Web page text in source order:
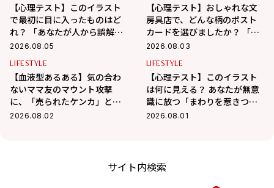
【心理テスト】このイラスト
で最初に目に入ったものはど
れ？ 「あなたが人から誤解さ
れやすいところ」がわかる！
2026.08.05
【心理テスト】おしゃれな文
房具店で、どんな柄のポスト
カードを選びましたか？ 「あ
なたが心の奥で大切にしてい
2026.08.03
LIFESTYLE
【血液型あるある】気の合わ
ないママ友のマウント攻撃
に、「売られたケンカ」とば
かりに自分の話で奪い返すの
2026.08.02
LIFESTYLE
【心理テスト】このイラスト
は何に見える？ あなたが無意
識に放つ「まわりを惹きつけ
る魅力」がわかる！
2026.08.01
サイト内検索